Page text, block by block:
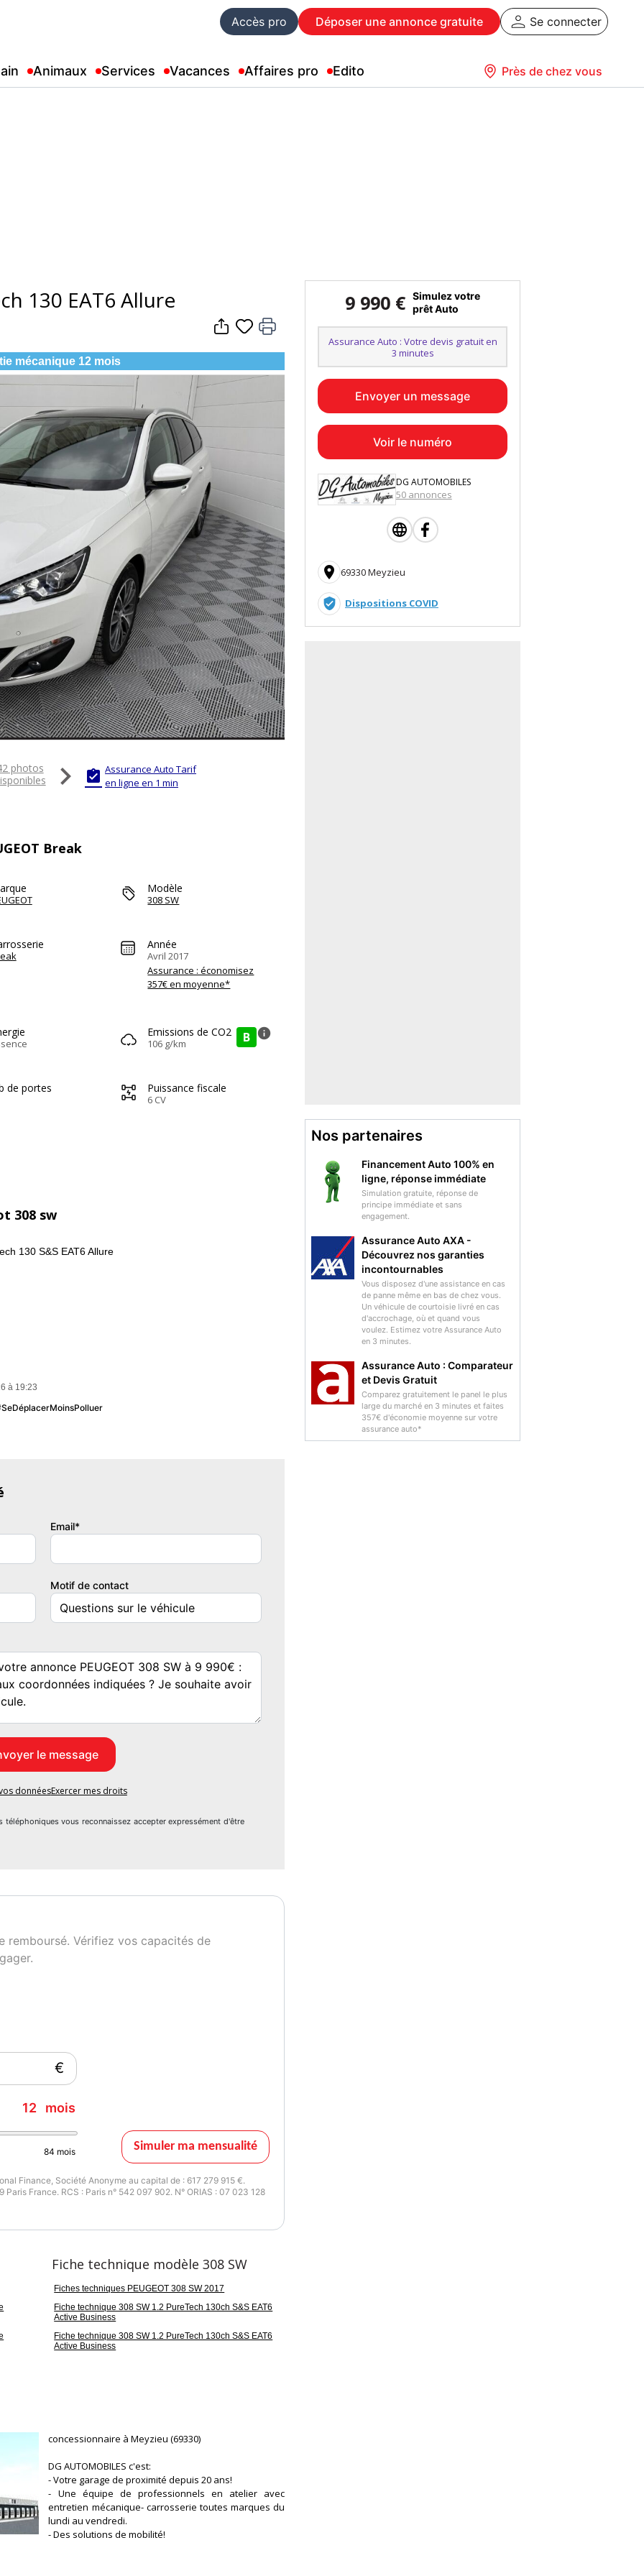
Accès pro Déposer une annonce gratuite Se connecter
Animaux Services Vacances Affaires pro Edito Près de chez vous
130 EAT6 Allure
mécanique 12 mois
photos
  Assurance Auto Tarif
en ligne en 1 min
Break
Modèle
308 SW
Année
Avril 2017
Assurance : économisez
357€ en moyenne*
Emissions de CO2
106 g/km B info
de portes Puissance fiscale
6 CV
308 sw
130 S&S EAT6 Allure
électrique séquentiel
à 19:23
Email*
Motif de contact
donnéesExercer mes droits
vous reconnaissez accepter expressément d'être
remboursé. Vérifiez vos capacités de
€
12 mois
84 mois Simuler ma mensualité
Finance, Société Anonyme au capital de : 617 279 915 €.
France. RCS : Paris n° 542 097 902. N° ORIAS : 07 023 128
Fiche technique modèle 308 SW
Fiches techniques PEUGEOT 308 SW 2017
Fiche technique 308 SW 1.2 PureTech 130ch S&S EAT6
Active Business
Fiche technique 308 SW 1.2 PureTech 130ch S&S EAT6
Active Business
concessionnaire à Meyzieu (69330)
DG AUTOMOBILES c'est:
- Votre garage de proximité depuis 20 ans!
- Une équipe de professionnels en atelier avec
entretien mécanique- carrosserie toutes marques du
lundi au vendredi.
- Des solutions de mobilité!
9 990 € Simulez votre
prêt Auto
Assurance Auto : Votre devis gratuit en
3 minutes
Envoyer un message
Voir le numéro
DG AUTOMOBILES
50 annonces
 69330 Meyzieu
verified_user Dispositions COVID
Nos partenaires
Financement Auto 100% en
ligne, réponse immédiate
Simulation gratuite, réponse de
principe immédiate et sans
engagement.
Assurance Auto AXA -
Découvrez nos garanties
incontournables
Vous disposez d'une assistance en cas
de panne même en bas de chez vous.
Un véhicule de courtoisie livré en cas
d'accrochage, où et quand vous
voulez. Estimez votre Assurance Auto
en 3 minutes.
Assurance Auto : Comparateur
et Devis Gratuit
Comparez gratuitement le panel le plus
large du marché en 3 minutes et faites
357€ d'économie moyenne sur votre
assurance auto*